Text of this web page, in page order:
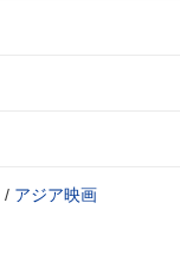
/ アジア映画